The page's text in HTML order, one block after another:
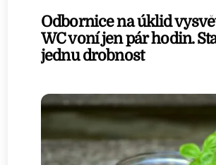
Odbornice na úklid
WC voní jen pár hodin.
jednu drobnost